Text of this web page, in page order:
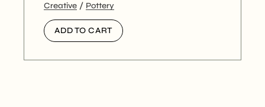
Creative Pottery
ADD TO CART